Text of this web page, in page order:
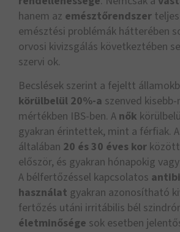
hanem az emésztőrendszer
emésztési problémák hátterében
orvosi kivizsgálás következtében
szervi ok.
Becslések szerint a fejeltt
körülbelül 20%-a szenved
mértékben IBS-ben. A nők
gyakran érintettek, mint a férfiak.
általában 20 és 30 éves kor
először, és gyakran hónapokig
A bélfertőzéssel kapcsolatos
használat gyakran azonosítható
fertőzés utáni irritábilis bél
életminősége sok esetben